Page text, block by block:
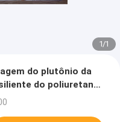
1/1
do plutônio da
do poliuretano